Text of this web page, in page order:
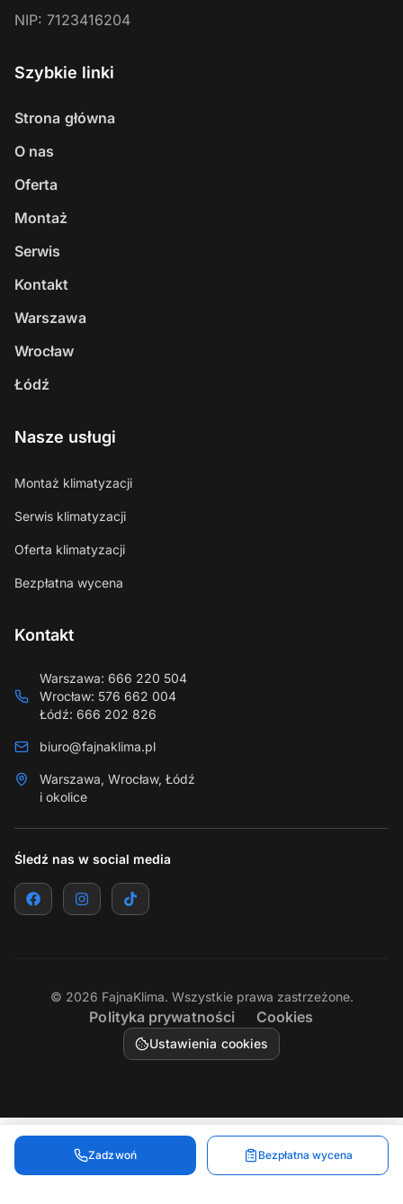
Zadzwoń Bezpłatna wycena
NIP: 7123416204
Szybkie linki
Strona główna
O nas
Oferta
Montaż
Serwis
Kontakt
Warszawa
Wrocław
Łódź
Nasze usługi
Montaż klimatyzacji
Serwis klimatyzacji
Oferta klimatyzacji
Bezpłatna wycena
Kontakt
Warszawa: 666 220 504
Wrocław: 576 662 004
Łódź: 666 202 826
biuro@fajnaklima.pl
Warszawa, Wrocław, Łódź
i okolice
Śledź nas w social media
© 2026 FajnaKlima. Wszystkie prawa zastrzeżone.
Polityka prywatności Cookies
Ustawienia cookies